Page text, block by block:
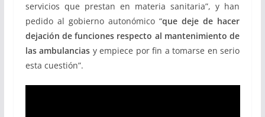
servicios que prestan en materia sanitaria”, y han
pedido al gobierno autonómico “que deje de hacer
dejación de funciones respecto al mantenimiento de
las ambulancias y empiece por fin a tomarse en serio
esta cuestión”.